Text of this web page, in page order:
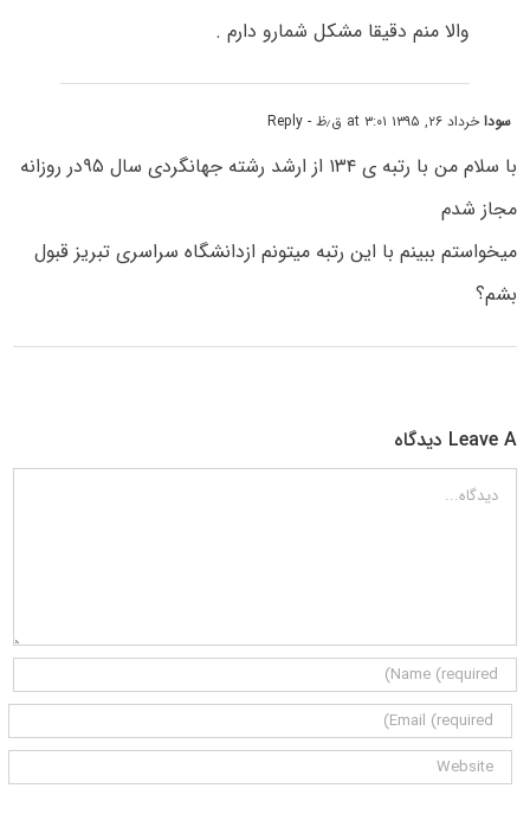
والا منم دقیقا مشکل شمارو دارم .
سوداخرداد ۲۶, ۱۳۹۵ at ۳:۰۱ ق٫ظ - Reply
با سلام من با رتبه ی ۱۳۴ از ارشد رشته جهانگردی سال ۹۵در روزانه
مجاز شدم
میخواستم ببینم با این رتبه میتونم ازدانشگاه سراسری تبریز قبول
بشم؟
Leave A دیدگاه
دیدگاه